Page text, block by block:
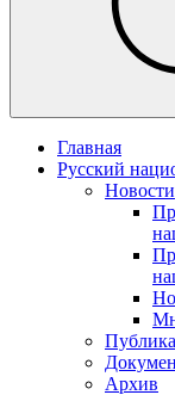
Главная
Русский
Новости
Архив